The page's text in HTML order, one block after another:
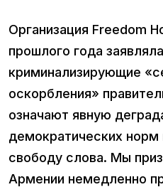
Организация Freedom
прошлого года
криминализирующие
оскорбления»
означают явную
демократических
свободу слова. Мы
Армении немедленно